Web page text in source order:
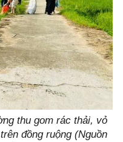
thu gom rác thải, vỏ
đồng ruộng (Nguồn